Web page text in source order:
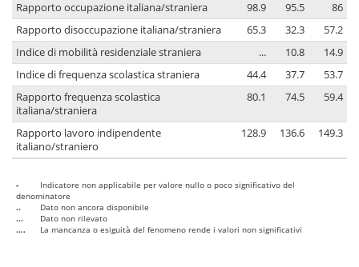
Rapporto occupazione italiana/straniera
98.9 95.5
86
Rapporto disoccupazione italiana/straniera
65.3 32.3
57.2
Indice di mobilità residenziale straniera
... 10.8
14.9
Indice di frequenza scolastica straniera
44.4 37.7
53.7
Rapporto frequenza scolastica
italiana/straniera
80.1 74.5 59.4
Rapporto lavoro indipendente
italiano/straniero
128.9 136.6 149.3
-
Indicatore non applicabile per valore nullo o poco significativo del
denominatore
..
Dato non ancora disponibile
...
Dato non rilevato
....
La mancanza o esiguità del fenomeno rende i valori non significativi